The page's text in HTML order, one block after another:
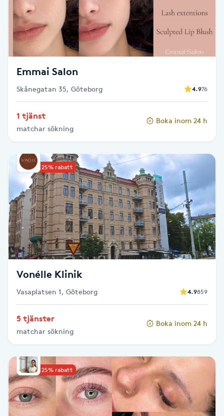
Face framing
Faceliftmassage
Fettreducering
Fibromassage
Fotmassage
Fotsvamp
Fotvård
Fransar
Fransfärgning
Fransförlängning
Fransförlängning Megavolym
Fransförlängning Volym
Emmai Salon
Skånegatan 35, Göteborg 4.976
1 tjänst
matchar sökning
Boka inom 24 h
Upp till 25% rabatt
Vonélle Klinik
Vasaplatsen 1, Göteborg 4.9859
5 tjänster
matchar sökning
Boka inom 24 h
Upp till 25% rabatt